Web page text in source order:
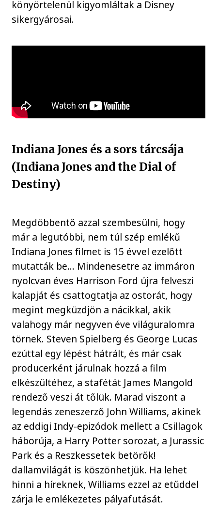
könyörtelenül kigyomláltak a Disney
sikergyárosai.
Indiana Jones és a sors tárcsája
(Indiana Jones and the Dial of
Destiny)
Megdöbbentő azzal szembesülni, hogy
már a legutóbbi, nem túl szép emlékű
Indiana Jones filmet is 15 évvel ezelőtt
mutatták be... Mindenesetre az immáron
nyolcvan éves Harrison Ford újra felveszi
kalapját és csattogtatja az ostorát, hogy
megint megküzdjön a nácikkal, akik
valahogy már negyven éve világuralomra
törnek. Steven Spielberg és George Lucas
ezúttal egy lépést hátrált, és már csak
producerként járulnak hozzá a film
elkészültéhez, a stafétát James Mangold
rendező veszi át tőlük. Marad viszont a
legendás zeneszerző John Williams, akinek
az eddigi Indy-epizódok mellett a Csillagok
háborúja, a Harry Potter sorozat, a Jurassic
Park és a Reszkessetek betörők!
dallamvilágát is köszönhetjük. Ha lehet
hinni a híreknek, Williams ezzel az etűddel
zárja le emlékezetes pályafutását.